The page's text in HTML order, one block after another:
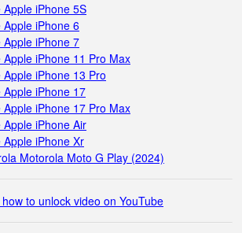
iPhone 5S
iPhone 6
iPhone 7
Apple iPhone 11 Pro Max
iPhone 13 Pro
iPhone 17
Apple iPhone 17 Pro Max
iPhone Air
iPhone Xr
Motorola Moto G Play (2024)
to unlock video on YouTube